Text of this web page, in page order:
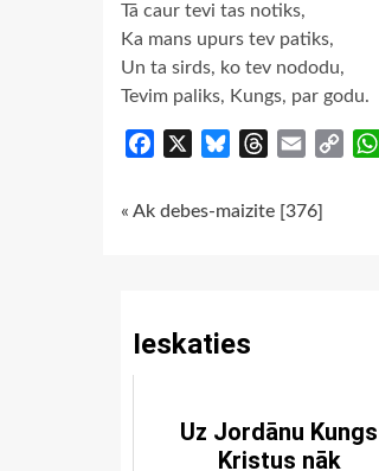
Tā caur tevi tas notiks,
Ka mans upurs tev patiks,
Un ta sirds, ko tev nododu,
Tevim paliks, Kungs, par godu.
Facebook BlueskyThreads
Email
Copy
Continue
« Ak debes-maizite [376]
Ieskaties
Uz Jordānu Kungs
Kristus nāk